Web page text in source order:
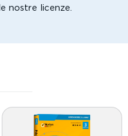
nostre licenze.